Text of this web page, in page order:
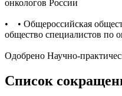
онкологов России
• • Общероссийская
общество специалистов по
Одобрено Научно-
Список